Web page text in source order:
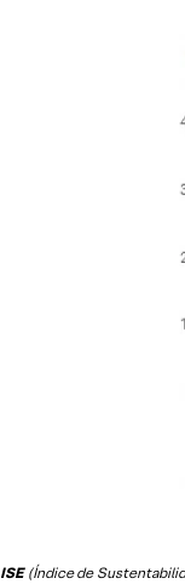
ISE(Índice de